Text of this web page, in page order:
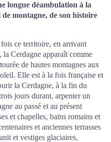
longue déambulation à la
montagne, de son histoire
ce territoire, en arrivant
Cerdagne apparaît comme
de hautes montagnes aux
Elle est à la fois française et
la Cerdagne, à la fin du
jours durant, arpenter un
au passé et au présent
et chapelles, bains romains et
et anciennes terrasses
et vestiges glaciaires,